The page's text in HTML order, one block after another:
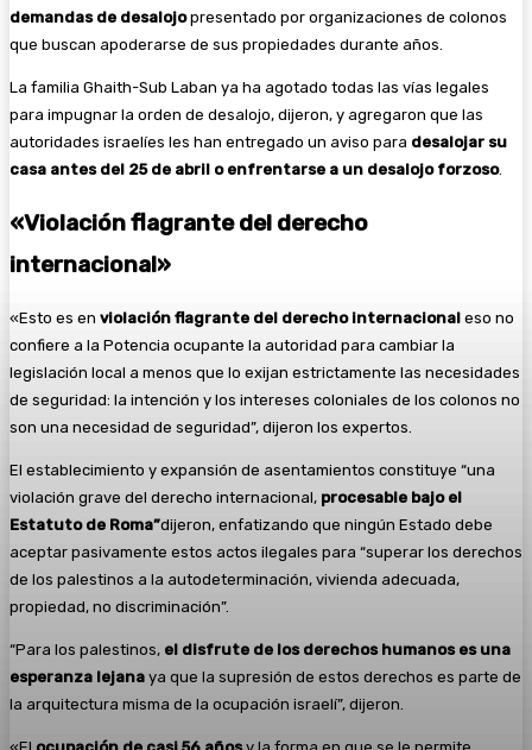
demandas de desalojopresentado por organizaciones de colonos
que buscan apoderarse de sus propiedades durante años.
La familia Ghaith-Sub Laban ya ha agotado todas las vías legales
para impugnar la orden de desalojo, dijeron, y agregaron que las
autoridades israelíes les han entregado un aviso para desalojar su
casa antes del 25 de abril o enfrentarse a un desalojo forzoso.
«Violación flagrante del derecho
internacional»
«Esto es en violación flagrante del derecho internacional eso no
confiere a la Potencia ocupante la autoridad para cambiar la
legislación local a menos que lo exijan estrictamente las necesidades
de seguridad: la intención y los intereses coloniales de los colonos no
son una necesidad de seguridad”, dijeron los expertos.
El establecimiento y expansión de asentamientos constituye “una
violación grave del derecho internacional, procesable bajo el
Estatuto de Roma”dijeron, enfatizando que ningún Estado debe
aceptar pasivamente estos actos ilegales para “superar los derechos
de los palestinos a la autodeterminación, vivienda adecuada,
propiedad, no discriminación”.
“Para los palestinos, el disfrute de los derechos humanos es una
esperanza lejana ya que la supresión de estos derechos es parte de
la arquitectura misma de la ocupación israelí”, dijeron.